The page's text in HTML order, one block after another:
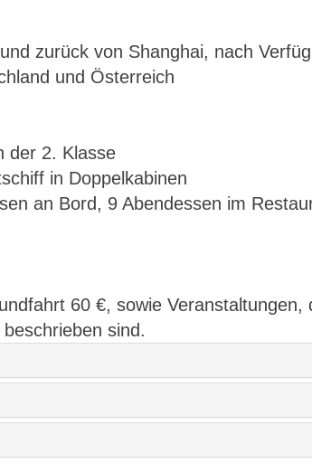
zurück von Shanghai, nach
und Österreich
der 2. Klasse
in Doppelkabinen
an Bord, 9 Abendessen im
60 €, sowie Veranstaltungen,
sind.